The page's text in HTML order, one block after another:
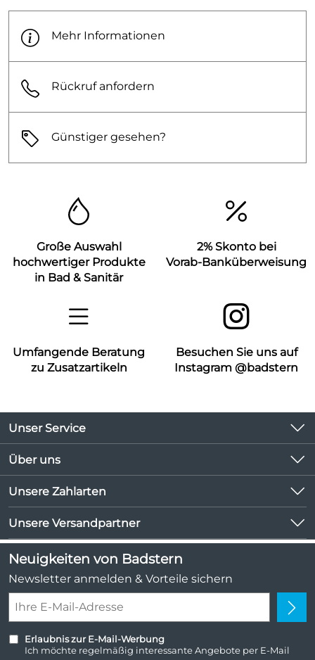
Mehr Informationen
Rückruf anfordern
Günstiger gesehen?
Große Auswahl
hochwertiger Produkte
in Bad & Sanitär
2% Skonto bei
Vorab-Banküberweisung
Umfangende Beratung
zu Zusatzartikeln
Besuchen Sie uns auf
Instagram @badstern
Unser Service
Kontakt
Kundeninformationen
Newsletter
Lieferbedingungen
Kundenlogin
Über uns
Unsere Bestseller
Marken
Neu
Angebote
Kundenbewertungen (1.047)
4,9/5*****
Unsere Zahlarten
Unsere Versandpartner
Neuigkeiten von Badstern
Newsletter anmelden & Vorteile sichern
Erlaubnis zur E-Mail-Werbung
Ich möchte regelmäßig interessante Angebote per E-Mail